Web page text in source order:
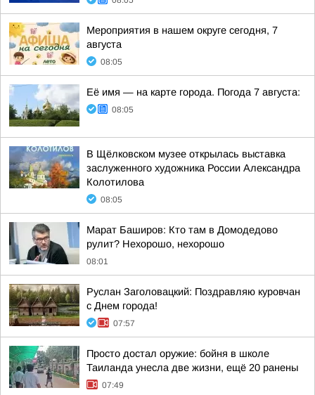
Мероприятия в нашем округе сегодня, 7
августа
08:05
Её имя — на карте города. Погода 7 августа:
08:05
В Щёлковском музее открылась выставка
заслуженного художника России Александра
Колотилова
08:05
Марат Баширов: Кто там в Домодедово
рулит? Нехорошо, нехорошо
08:01
Руслан Заголовацкий: Поздравляю куровчан
с Днем города!
07:57
Просто достал оружие: бойня в школе
Таиланда унесла две жизни, ещё 20 ранены
07:49